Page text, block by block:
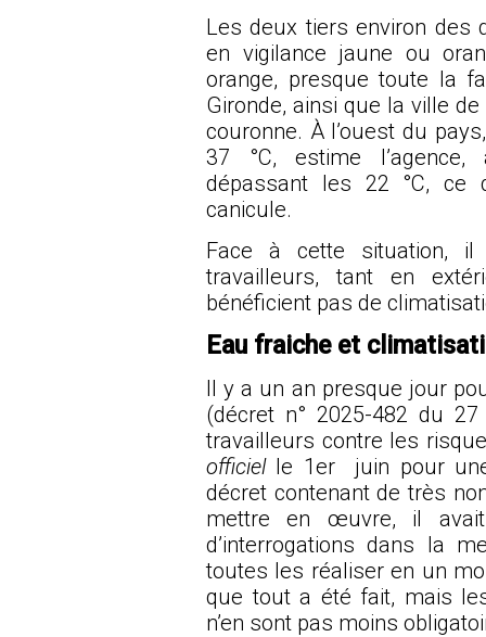
Les deux tiers environ des
en vigilance jaune ou
orange, presque toute la
Gironde, ainsi que la ville
couronne. À l’ouest du
37 °C, estime
dépassant les 22 °C, ce
canicule.
Face à cette situation, il
travailleurs, tant en
bénéficient pas de
Eau fraiche et
Il y a un an presque jour
(décret n° 2025-482 du
travailleurs contre les
officielle 1er juin pour
décret contenant de très
mettre en œuvre, il
d’interrogations dans la
toutes les réaliser en un
que tout a été fait, mais
n’en sont pas moins